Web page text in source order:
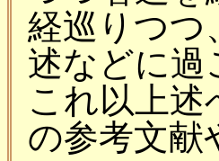
経巡りつつ
述などに過
これ以上
の参考文献